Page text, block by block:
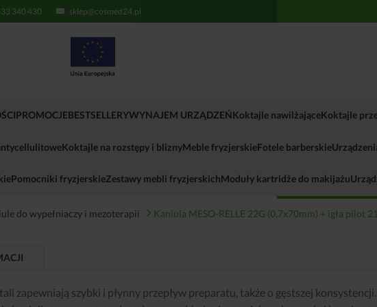
340 430 sklep@cosmed24.pl
PROMOCJEBESTSELLERYWYNAJEM URZĄDZEŃKoktajle nawilżająceKoktajle
Koktajle na rozstępy i bliznyMeble fryzjerskieFotele barberskie
Pomocniki fryzjerskieZestawy mebli fryzjerskichModuły kartridże do makijażu
do wypełniaczy i mezoterapii Kaniula MESO-RELLE 22G (0,7x70mm) + igła pilot
zapewniają szybki i płynny przepływ preparatu, także o gęstszej
Informujemy, iż
NIP: 8942818845
(wykonanie umowy) w
usunięcia danych,
danych osobowych podane